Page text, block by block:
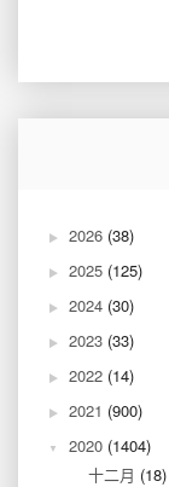
2026 (38)
2025 (125)
2024 (30)
2023 (33)
2022 (14)
2021 (900)
2020 (1404)
十二月 (18)